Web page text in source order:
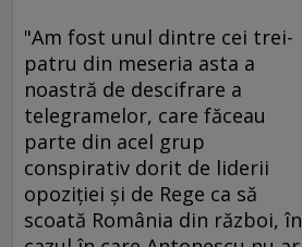
"Am fost unul dintre cei trei-
patru din meseria asta a
noastră de descifrare a
telegramelor, care făceau
parte din acel grup
conspirativ dorit de liderii
opoziţiei şi de Rege ca să
scoată România din război, în